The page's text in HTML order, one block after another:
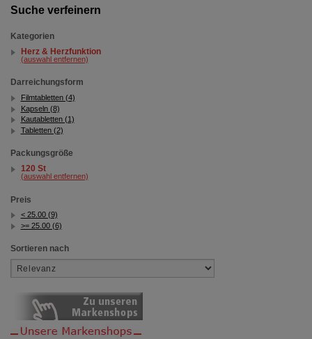
Suche verfeinern
Kategorien
Herz & Herzfunktion
(auswahl entfernen)
Darreichungsform
Filmtabletten (4)
Kapseln (8)
Kautabletten (1)
Tabletten (2)
Packungsgröße
120 St
(auswahl entfernen)
Preis
< 25.00 (9)
>= 25.00 (6)
Sortieren nach